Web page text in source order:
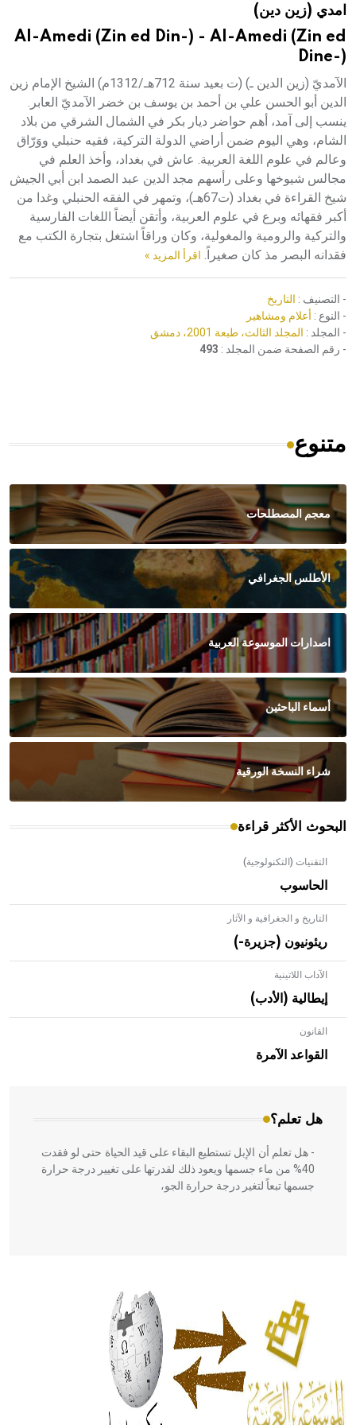
هيئة الموسوعة العربية تطلق موسوعات جديدة في عام 2026امدي (زين دين)
Al-Amedi (Zin ed Din-) - Al-Amedi (Zin ed
Dine-)
الآمديّ (زين الدين ـ) (ت بعيد سنة 712هـ/1312م) الشيخ الإمام زين
الدين أبو الحسن علي بن أحمد بن يوسف بن خضر الآمديّ العابر.
ينسب إلى آمد، أهم حواضر ديار بكر في الشمال الشرقي من بلاد
الشام، وهي اليوم ضمن أراضي الدولة التركية، فقيه حنبلي ووَرّاق
وعالم في علوم اللغة العربية. عاش في بغداد، وأخذ العلم في
مجالس شيوخها وعلى رأسهم مجد الدين عبد الصمد ابن أبي الجيش
شيخ القراءة في بغداد (ت67هـ)، وتمهر في الفقه الحنبلي وغدا من
أكبر فقهائه وبرع في علوم العربية، وأتقن أيضاً اللغات الفارسية
والتركية والرومية والمغولية، وكان وراقاً اشتغل بتجارة الكتب مع
فقدانه البصر مذ كان صغيراً. اقرأ المزيد »
- التصنيف : التاريخ
- النوع : أعلام ومشاهير
- المجلد : المجلد الثالث، طبعة 2001، دمشق
- رقم الصفحة ضمن المجلد : 493
متنوع
معجم المصطلحات
الأطلس الجغرافي
اصدارات الموسوعة العربية
أسماء الباحثين
شراء النسخة الورقية
البحوث الأكثر قراءة
التقنيات (التكنولوجية)
الحاسوب
التاريخ و الجغرافية و الآثار
ريئونيون (جزيرة-)
الآداب اللاتينية
إيطالية (الأدب)
القانون
القواعد الآمرة
هل تعلم؟
- هل تعلم أن الأبلق نوع من الفنون الهندسية التي ارتبطت
بالعمارة الإسلامية في بلاد الشام ومصر خاصة، حيث يحرص
المعمار على بناء مداميكه وخاصة في الواجهات
- هل تعلم أن الإبل تستطيع البقاء على قيد الحياة حتى لو فقدت
40% من ماء جسمها ويعود ذلك لقدرتها على تغيير درجة حرارة
جسمها تبعاً لتغير درجة حرارة الجو،
الحكم، الأدلة، تنظيم التغذية، ورسالته في جروح الرأس. ويعود
له الفضل بأنه حرر الطب من الدين والفلسفة.
- هل تعلم أن المرجان إفراز حيواني يتكون في البحر ويتركب
من مادة كربونات الكلسيوم، وهو أحمر أو شديد الحمرة وهو